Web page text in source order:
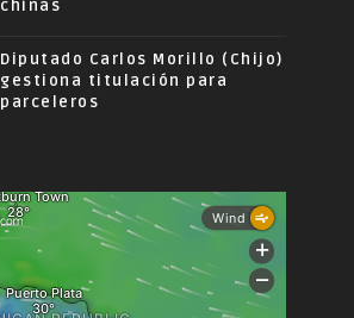
chinas
Diputado Carlos Morillo (Chijo)
gestiona titulación para
parceleros